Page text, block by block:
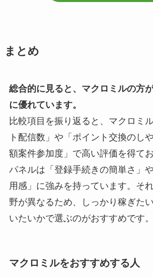
まとめ
総合的に見ると、マクロミルの方
に優れています。
比較項目を振り返ると、マクロミ
ト配信数」や「ポイント交換のし
額案件参加度」で高い評価を得て
パネルは「登録手続きの簡単さ」
用感」に強みを持っています。そ
野が異なるため、しっかり稼ぎた
いたいかで選ぶのがおすすめです。
マクロミルをおすすめする人